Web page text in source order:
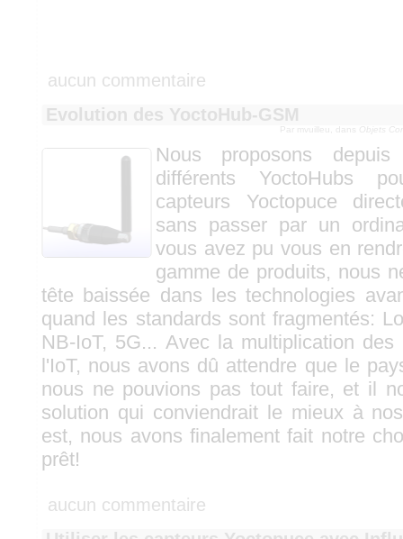
aucun commentaire
Evolution des YoctoHub-GSM
Par mvuilleu, dans Objets
Nous proposons depuis
différents YoctoHubs
capteurs Yoctopuce
sans passer par un
vous avez pu vous en
gamme de produits, nous
tête baissée dans les technologies
quand les standards sont fragmentés:
NB-IoT, 5G... Avec la multiplication
l'IoT, nous avons dû attendre que le
nous ne pouvions pas tout faire, et il
solution qui conviendrait le mieux à
est, nous avons finalement fait notre
prêt!
aucun commentaire